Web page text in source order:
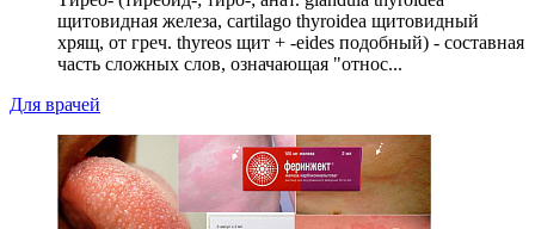
щитовидная железа, cartilago thyroidea щитовидный
хрящ, от греч. thyreos щит + -eides подобный) - составная
часть сложных слов, означающая "относ...
Для врачей